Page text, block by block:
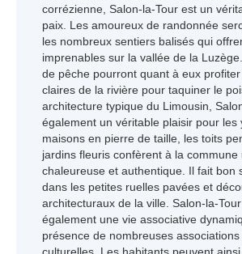
corrézienne, Salon-la-Tour est un
paix. Les amoureux de randonnée
les nombreux sentiers balisés qui
imprenables sur la vallée de la
de pêche pourront quant à eux
claires de la rivière pour taquiner le
architecture typique du Limousin,
également un véritable plaisir pour les
maisons en pierre de taille, les toits
jardins fleuris confèrent à la commune
chaleureuse et authentique. Il fait bon
dans les petites ruelles pavées et
architecturaux de la ville. Salon-la-
également une vie associative
présence de nombreuses